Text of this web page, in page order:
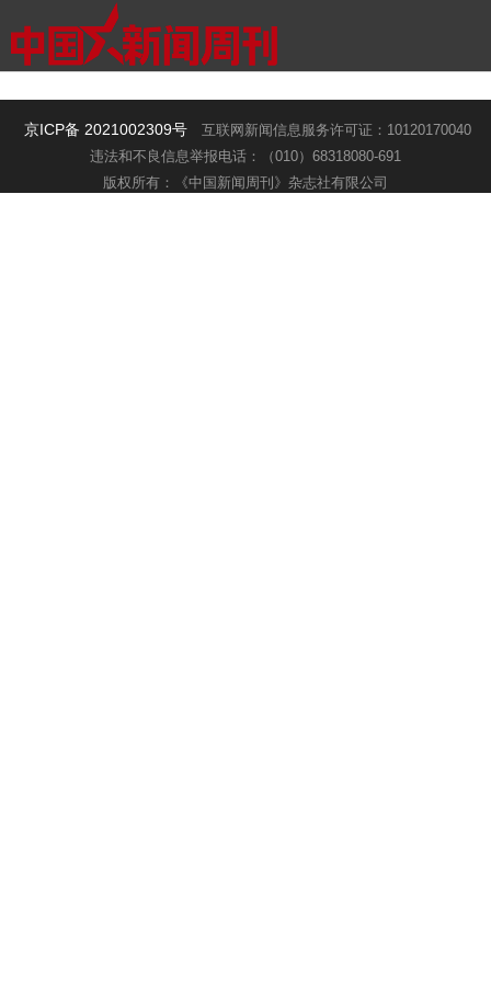
京ICP备 2021002309号 互联网新闻信息服务许可证：10120170040
违法和不良信息举报电话：（010）68318080-691
版权所有：《中国新闻周刊》杂志社有限公司